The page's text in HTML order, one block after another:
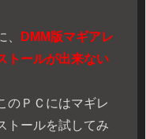
DMM版マギアレ
トールが出来ない
のＰＣにはマギレ
トールを試してみ